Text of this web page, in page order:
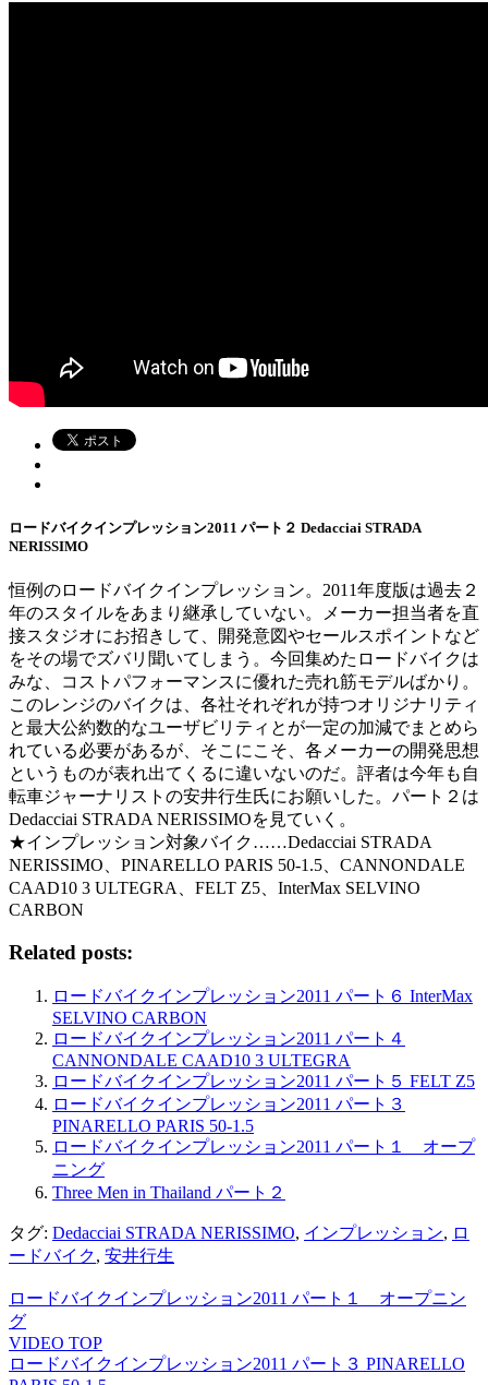
ロードバイクインプレッション2011 パート２ Dedacciai STRADA
NERISSIMO
恒例のロードバイクインプレッション。2011年度版は過去２
年のスタイルをあまり継承していない。メーカー担当者を直
接スタジオにお招きして、開発意図やセールスポイントなど
をその場でズバリ聞いてしまう。今回集めたロードバイクは
みな、コストパフォーマンスに優れた売れ筋モデルばかり。
このレンジのバイクは、各社それぞれが持つオリジナリティ
と最大公約数的なユーザビリティとが一定の加減でまとめら
れている必要があるが、そこにこそ、各メーカーの開発思想
というものが表れ出てくるに違いないのだ。評者は今年も自
転車ジャーナリストの安井行生氏にお願いした。パート２は
Dedacciai STRADA NERISSIMOを見ていく。
★インプレッション対象バイク……Dedacciai STRADA
NERISSIMO、PINARELLO PARIS 50-1.5、CANNONDALE
CAAD10 3 ULTEGRA、FELT Z5、InterMax SELVINO
CARBON
Related posts:
ロードバイクインプレッション2011 パート６ InterMax
SELVINO CARBON
ロードバイクインプレッション2011 パート４
CANNONDALE CAAD10 3 ULTEGRA
ロードバイクインプレッション2011 パート５ FELT Z5
ロードバイクインプレッション2011 パート３
PINARELLO PARIS 50-1.5
ロードバイクインプレッション2011 パート１ オープ
ニング
Three Men in Thailand パート２
タグ: Dedacciai STRADA NERISSIMO, インプレッション, ロ
ードバイク, 安井行生
ロードバイクインプレッション2011 パート１ オープニン
グ
VIDEO TOP
ロードバイクインプレッション2011 パート３ PINARELLO